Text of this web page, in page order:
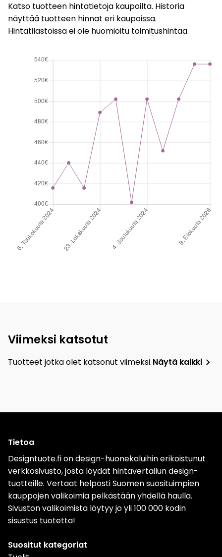
Katso tuotteen hintatietoja kaupoilta. Historia
näyttää tuotteen hinnat eri kaupoissa.
Hintatilastoissa ei ole huomioitu toimitushintaa.
Viimeksi katsotut
Tuotteet jotka olet katsonut viimeksi.Näytä kaikki
Tietoa
Designtuote.fi on design-huonekaluihin erikoistunut
verkkosivusto, josta löydät hintavertailun design-
tuotteille. Vertaat helposti Suomen suosituimpien
kauppojen valikoimia pelkästään yhdellä haulla.
Sivuston valikoimista löytyy jo yli 100 000 kodin
sisustus tuotetta!
Suositut kategoriat